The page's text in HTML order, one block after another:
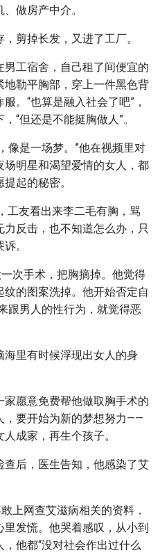
做房产中介。
剪掉长发，又进了工厂。
工宿舍，自己租了间便宜的
勒平胸部，穿上一件黑色背
。“也算是融入社会了吧”，
“但还是不能挺胸做人”。
像是一场梦。”他在视频里对
明星和渴望爱情的女人，都
起的秘密。
工友看出来李二毛有胸，骂
反击，也不知道怎么办，只
。
次手术，把胸摘掉。他觉得
的图案洗掉。他开始否定自
跟男人的性行为，就觉得恶
里有时候浮现出女人的身
愿意免费帮他做取胸手术的
，要开始为新的梦想努力——
成家，再生个孩子。
后，医生告知，他感染了艾
上网查艾滋病相关的资料，
发慌。他哭着感叹，从小到
他都“没对社会作出过什么